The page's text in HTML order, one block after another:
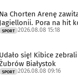
Na Chorten Arenę
Jagiellonii. Pora na hit
SPORT 2026.08.08 15:18
Udało się! Kibice
Białystok
SPORT 2026.08.08 09:16